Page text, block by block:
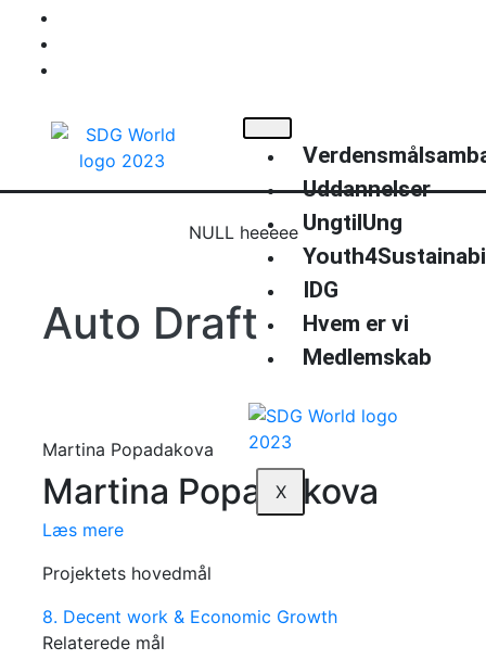
Uddannelser
UngtilUng
IDG
Hvem er vi
Medlemskab
X
NULL heeeee
Next
Auto Draft
Martina Popadakova
Martina Popadakova
Læs mere
Projektets hovedmål
8. Decent work & Economic Growth
Relaterede mål